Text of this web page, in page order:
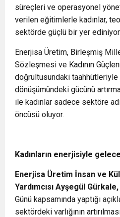
süreçleri ve operasyonel
verilen eğitimlerle kadınlar,
sektörde güçlü bir yer ediniyor.
Enerjisa Üretim, Birleşmiş
Sözleşmesi ve Kadının
doğrultusundaki taahhütleriyle
dönüşümündeki gücünü
ile kadınlar sadece sektöre
öncüsü oluyor.
Kadınların enerjisiyle
Enerjisa Üretim İnsan ve
Yardımcısı Ayşegül
Günü kapsamında yaptığı
sektördeki varlığının